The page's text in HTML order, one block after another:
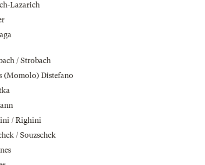
Lazarich
/ Strobach
(Momolo) Distefano
/ Righini
/ Souzschek